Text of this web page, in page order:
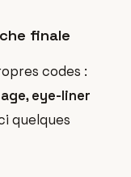
finale
codes :
eye-liner
quelques